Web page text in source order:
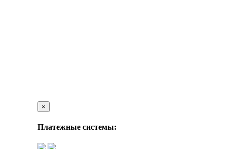
×
Платежные системы: